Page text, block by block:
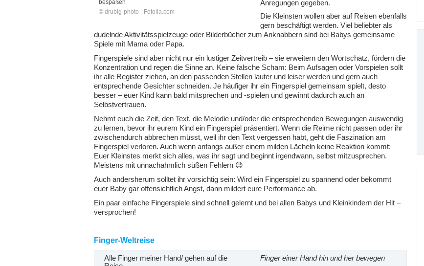
bespaßen
© drubig-photo - Fotolia.com
Anregungen gegeben.
Die Kleinsten wollen aber auf Reisen ebenfalls
gern beschäftigt werden. Viel beliebter als
dudelnde Aktivitätsspielzeuge oder Bilderbücher zum Anknabbern sind bei Babys gemeinsame
Spiele mit Mama oder Papa.
Fingerspiele sind aber nicht nur ein lustiger Zeitvertreib – sie erweitern den Wortschatz, fördern die
Konzentration und regen die Sinne an. Keine falsche Scham: Beim Aufsagen oder Vorspielen sollt
ihr alle Register ziehen, an den passenden Stellen lauter und leiser werden und gern auch
entsprechende Gesichter schneiden. Je häufiger ihr ein Fingerspiel gemeinsam spielt, desto
besser – euer Kind kann bald mitsprechen und -spielen und gewinnt dadurch auch an
Selbstvertrauen.
Nehmt euch die Zeit, den Text, die Melodie und/oder die entsprechenden Bewegungen auswendig
zu lernen, bevor ihr eurem Kind ein Fingerspiel präsentiert. Wenn die Reime nicht passen oder ihr
zwischendurch abbrechen müsst, weil ihr den Text vergessen habt, geht die Faszination am
Fingerspiel verloren. Auch wenn anfangs außer einem milden Lächeln keine Reaktion kommt:
Euer Kleinstes merkt sich alles, was ihr sagt und beginnt irgendwann, selbst mitzusprechen.
Meistens mit unnachahmlich süßen Fehlern 😉
Auch andersherum solltet ihr vorsichtig sein: Wird ein Fingerspiel zu spannend oder bekommt
euer Baby gar offensichtlich Angst, dann mildert eure Performance ab.
Ein paar einfache Fingerspiele sind schnell gelernt und bei allen Babys und Kleinkindern der Hit –
versprochen!
Finger-Weltreise
Alle Finger meiner Hand/ gehen auf die
Finger einer Hand hin und her bewegen